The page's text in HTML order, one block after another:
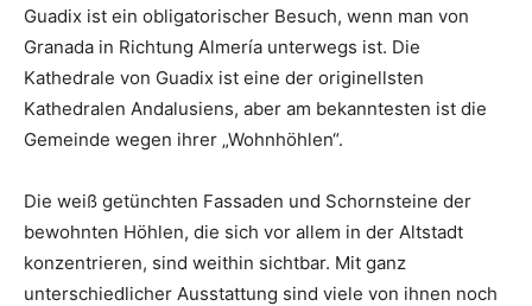
Guadix ist ein obligatorischer Besuch, wenn man von
Granada in Richtung Almería unterwegs ist. Die
Kathedrale von Guadix ist eine der originellsten
Kathedralen Andalusiens, aber am bekanntesten ist die
Gemeinde wegen ihrer „Wohnhöhlen“.
Die weiß getünchten Fassaden und Schornsteine der
bewohnten Höhlen, die sich vor allem in der Altstadt
konzentrieren, sind weithin sichtbar. Mit ganz
unterschiedlicher Ausstattung sind viele von ihnen noch